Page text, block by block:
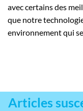
avec certains des
que notre
environnement qui
Articles